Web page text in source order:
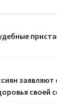
своей